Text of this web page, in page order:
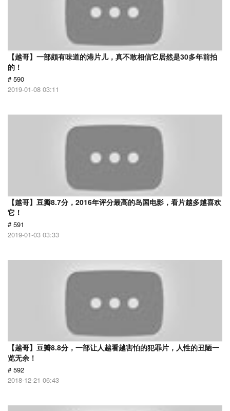
【越哥】一部颇有味道的港片儿，真不敢相信它居然是30多年前拍
的！
# 590
2019-01-08 03:11
【越哥】豆瓣8.7分，2016年评分最高的岛国电影，看片越多越喜欢
它！
# 591
2019-01-03 03:33
【越哥】豆瓣8.8分，一部让人越看越害怕的犯罪片，人性的丑陋一
览无余！
# 592
2018-12-21 06:43